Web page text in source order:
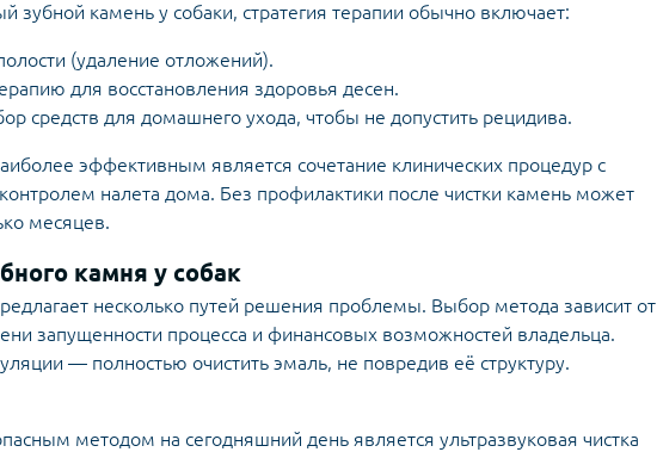
зубной камень у собаки, стратегия терапии обычно включает:
(удаление отложений).
для восстановления здоровья десен.
средств для домашнего ухода, чтобы не допустить рецидива.
эффективным является сочетание клинических процедур с
налета дома. Без профилактики после чистки камень может
месяцев.
камня у собак
несколько путей решения проблемы. Выбор метода зависит от
запущенности процесса и финансовых возможностей владельца.
— полностью очистить эмаль, не повредив её структуру.
методом на сегодняшний день является ультразвуковая чистка